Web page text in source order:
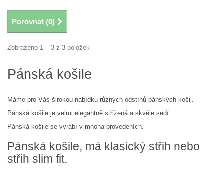
Porovnat (0)
Zobrazeno 1 – 3 z 3 položek
Pánská košile
Máme pro Vás širokou nabídku různých odstínů pánských košil.
Pánská košile je velmi elegantně střižená a skvěle sedí.
Pánská košile se vyrábí v mnoha provedeních.
Pánská košile, má klasický střih nebo
střih slim fit.